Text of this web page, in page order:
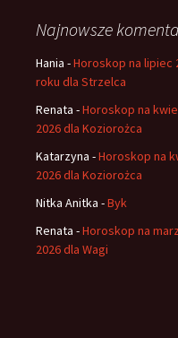
Najnowsze
Hania -Horoskop na lipiec
roku dla Strzelca
Renata -Horoskop na
2026 dla Koziorożca
Katarzyna -Horoskop na
2026 dla Koziorożca
Nitka Anitka -Byk
Renata -Horoskop na
2026 dla Wagi